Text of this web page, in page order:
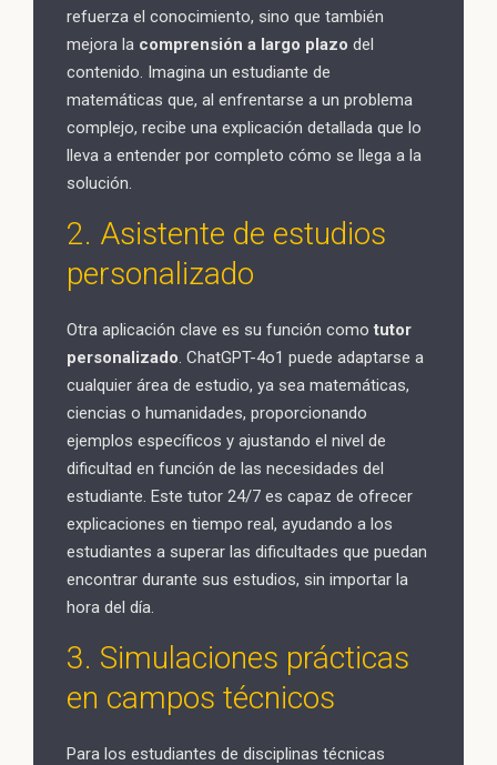
refuerza el conocimiento, sino que también
mejora la comprensión a largo plazo del
contenido. Imagina un estudiante de
matemáticas que, al enfrentarse a un problema
complejo, recibe una explicación detallada que lo
lleva a entender por completo cómo se llega a la
solución.
2. Asistente de estudios
personalizado
Otra aplicación clave es su función comotutor
personalizado. ChatGPT-4o1 puede adaptarse a
cualquier área de estudio, ya sea matemáticas,
ciencias o humanidades, proporcionando
ejemplos específicos y ajustando el nivel de
dificultad en función de las necesidades del
estudiante. Este tutor 24/7 es capaz de ofrecer
explicaciones en tiempo real, ayudando a los
estudiantes a superar las dificultades que puedan
encontrar durante sus estudios, sin importar la
hora del día.
3. Simulaciones prácticas
en campos técnicos
Para los estudiantes de disciplinas técnicas